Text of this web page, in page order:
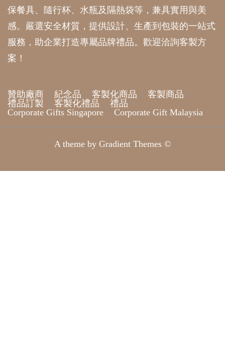
保餐具、隨行杯、水瓶及隔熱袋等，兼具實用與美
感。嚴選安全材質，提供設計、生產到包裝的一站式
服務，助企業打造專屬品牌禮品。歡迎洽詢客製方
案！
贊助廠商 紀念品 客製化商品
客製商品
禮品訂製
客製化禮品
禮品
Corporate Gifts Singapore
Corporate Gift Malaysia
A theme by Gradient Themes ©